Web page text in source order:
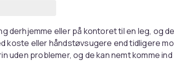
derhjemme eller på kontoret til en leg, og
koste eller håndstøvsugere end tidligere
uden problemer, og de kan nemt komme